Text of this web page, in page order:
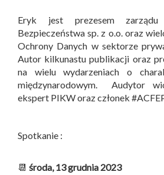
Eryk jest prezesem
Bezpieczeństwa sp. z o.o. oraz
Ochrony Danych w sektorze
Autor kilkunastu publikacji oraz
na wielu wydarzeniach o
międzynarodowym. Audytor
ekspert PIKW oraz członek
Spotkanie :
📆 środa, 13 grudnia 2023